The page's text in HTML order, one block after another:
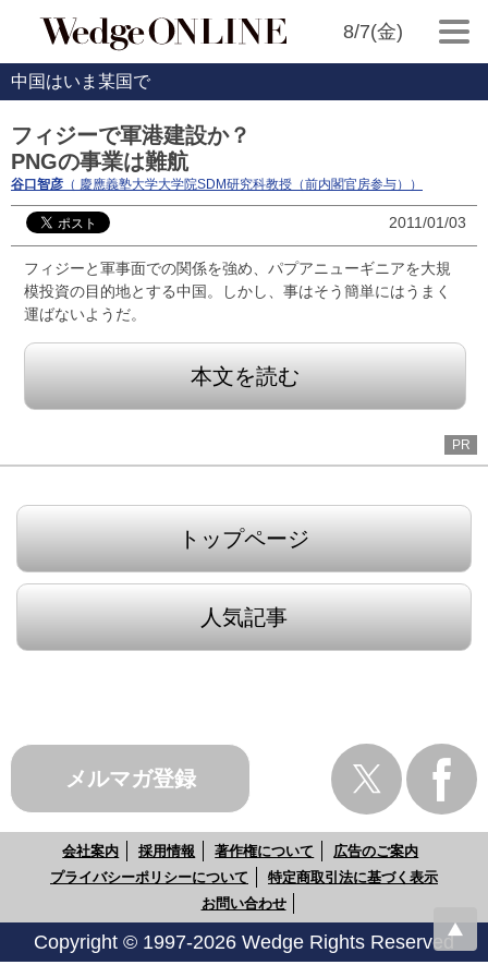
8/7(金)
中国はいま某国で
フィジーで軍港建設か？
PNGの事業は難航
谷口智彦 （ 慶應義塾大学大学院SDM研究科教授（前内閣官房参与））
2011/01/03
フィジーと軍事面での関係を強め、パプアニューギニアを大規
模投資の目的地とする中国。しかし、事はそう簡単にはうまく
運ばないようだ。
本文を読む
PR
トップページ
人気記事
メルマガ登録
会社案内 採用情報 著作権について
広告のご案内
プライバシーポリシーについて
特定商取引法に基づく表示
お問い合わせ
Copyright © 1997-2026 Wedge Rights Reserved